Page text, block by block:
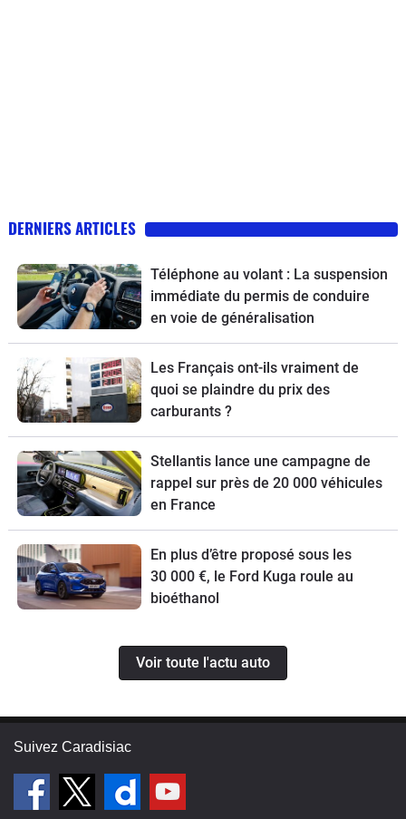
DERNIERS ARTICLES
Téléphone au volant : La suspension
immédiate du permis de conduire
en voie de généralisation
Les Français ont-ils vraiment de
quoi se plaindre du prix des
carburants ?
Stellantis lance une campagne de
rappel sur près de 20 000 véhicules
en France
En plus d’être proposé sous les
30 000 €, le Ford Kuga roule au
bioéthanol
Voir toute l'actu auto
Suivez Caradisiac